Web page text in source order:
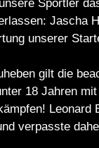
Sportler
Jascha
unserer
gilt die
18 Jahren
Leonard
verpasste